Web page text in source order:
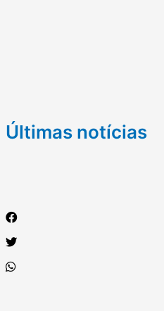
Últimas notícias